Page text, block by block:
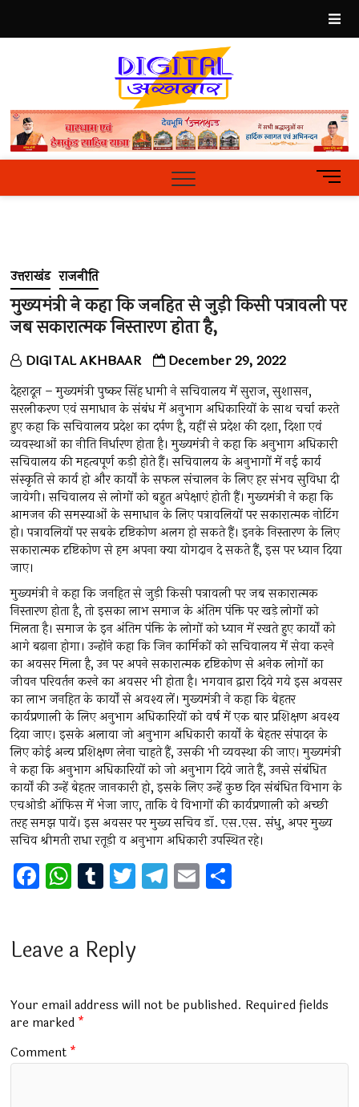
content
Hindi
News
PortalM
e
t
o
उत्तराखंड राजनीति
मुख्यमंत्री ने कहा कि जनहित से जुड़ी किसी पत्रावली पर
जब सकारात्मक निस्तारण होता है,
DIGITAL AKHBAAR December 29, 2022
देहरादून – मुख्यमंत्री पुष्कर सिंह धामी ने सचिवालय में सुराज, सुशासन,
सरलीकरण एवं समाधान के संबंध में अनुभाग अधिकारियों के साथ चर्चा करते
हुए कहा कि सचिवालय प्रदेश का दर्पण है, यहीं से प्रदेश की दशा, दिशा एवं
व्यवस्थाओं का नीति निर्धारण होता है। मुख्यमंत्री ने कहा कि अनुभाग अधिकारी
सचिवालय की महत्वपूर्ण कड़ी होते हैं। सचिवालय के अनुभागों में नई कार्य
संस्कृति से कार्य हो और कार्यों के सफल संचालन के लिए हर संभव सुविधा दी
जायेगी। सचिवालय से लोगों को बहुत अपेक्षाएं होती हैं। मुख्यमंत्री ने कहा कि
आमजन की समस्याओं के समाधान के लिए पत्रावलियों पर सकारात्मक नोटिंग
हो। पत्रावलियों पर सबके दृष्टिकोण अलग हो सकते हैं। इनके निस्तारण के लिए
सकारात्मक दृष्टिकोण से हम अपना क्या योगदान दे सकते हैं, इस पर ध्यान दिया
जाए।
मुख्यमंत्री ने कहा कि जनहित से जुड़ी किसी पत्रावली पर जब सकारात्मक
निस्तारण होता है, तो इसका लाभ समाज के अंतिम पंक्ति पर खड़े लोगों को
मिलता है। समाज के इन अंतिम पंक्ति के लोगों को ध्यान में रखते हुए कार्यों को
आगे बढ़ाना होगा। उन्होंने कहा कि जिन कार्मिकों को सचिवालय में सेवा करने
का अवसर मिला है, उन पर अपने सकारात्मक दृष्टिकोण से अनेक लोगों का
जीवन परिवर्तन करने का अवसर भी होता है। भगवान द्वारा दिये गये इस अवसर
का लाभ जनहित के कार्यों से अवश्य लें। मुख्यमंत्री ने कहा कि बेहतर
कार्यप्रणाली के लिए अनुभाग अधिकारियों को वर्ष में एक बार प्रशिक्षण अवश्य
दिया जाए। इसके अलावा जो अनुभाग अधिकारी कार्यों के बेहतर संपादन के
लिए कोई अन्य प्रशिक्षण लेना चाहते हैं, उसकी भी व्यवस्था की जाए। मुख्यमंत्री
ने कहा कि अनुभाग अधिकारियों को जो अनुभाग दिये जाते हैं, उनसे संबंधित
कार्यों की उन्हें बेहतर जानकारी हो, इसके लिए उन्हें कुछ दिन संबंधित विभाग के
एचओडी ऑफिस में भेजा जाए, ताकि वे विभागों की कार्यप्रणाली को अच्छी
तरह समझ पायें। इस अवसर पर मुख्य सचिव डॉ. एस.एस. संधु, अपर मुख्य
सचिव श्रीमती राधा रतूड़ी व अनुभाग अधिकारी उपस्थित रहे।
F
a
b
o
k
W
h
s
p
p
T
u
bl
T
wi
er
T
el
m
E
m
Leave a Reply
Your email address will not be published. Required fields
are marked *
Comment *